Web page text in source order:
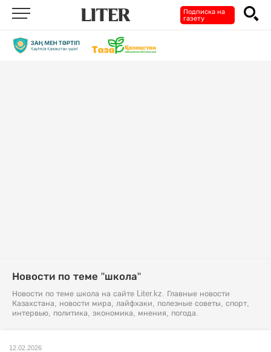
Подписка на
газету
Новости по теме "школа"
Новости по теме школа на сайте Liter.kz. Главные новости
Казахстана, новости мира, лайфхаки, полезные советы, спорт,
интервью, политика, экономика, мнения, погода.
12.02.2026